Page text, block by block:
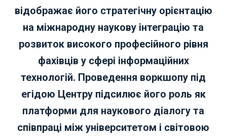
відображає його стратегічну орієнтацію
на міжнародну наукову інтеграцію та
розвиток високого професійного рівня
фахівців у сфері інформаційних
технологій. Проведення воркшопу під
егідою Центру підсилює його роль як
платформи для наукового діалогу та
співпраці між університетом і світовою